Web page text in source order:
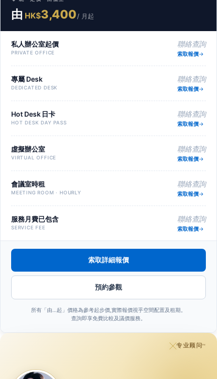
由 HK$3,400/ 月起
私人辦公室起價
PRIVATE OFFICE
聯絡查詢
索取報價
專屬 Desk
DEDICATED DESK
聯絡查詢
索取報價
Hot Desk 日卡
HOT DESK DAY PASS
聯絡查詢
索取報價
虛擬辦公室
VIRTUAL OFFICE
聯絡查詢
索取報價
會議室時租
MEETING ROOM · HOURLY
聯絡查詢
索取報價
服務月費已包含
SERVICE FEE
聯絡查詢
索取報價
索取詳細報價
預約參觀
所有「由…起」價格為參考起步價,實際報價視乎空間配置及租期。
查詢即享免費比較及議價服務。
专业顾问™